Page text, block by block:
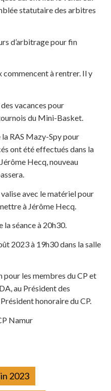
statutaire des arbitres
d’arbitrage pour fin
commencent à rentrer. Il y
vacances pour
du Mini-Basket.
la RAS Mazy-Spy pour
ont été effectués dans la
Hecq, nouveau
avec le matériel pour
à Jérôme Hecq.
la séance à 20h30.
2023 à 19h30 dans la salle
les membres du CP et
au Président des
honoraire du CP.
Namur
2023